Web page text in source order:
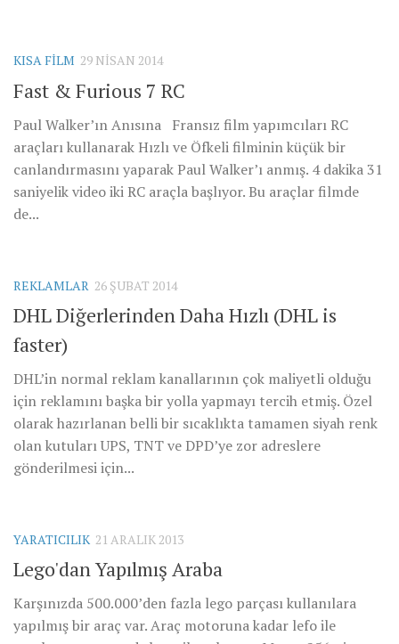
KISA FILM 29 NISAN 2014
Fast & Furious 7 RC
Paul Walker’ın Anısına Fransız film yapımcıları RC
araçları kullanarak Hızlı ve Öfkeli filminin küçük bir
canlandırmasını yaparak Paul Walker’ı anmış. 4 dakika 31
saniyelik video iki RC araçla başlıyor. Bu araçlar filmde
de...
REKLAMLAR 26 ŞUBAT 2014
DHL Diğerlerinden Daha Hızlı (DHL is
faster)
DHL’in normal reklam kanallarının çok maliyetli olduğu
için reklamını başka bir yolla yapmayı tercih etmiş. Özel
olarak hazırlanan belli bir sıcaklıkta tamamen siyah renk
olan kutuları UPS, TNT ve DPD’ye zor adreslere
gönderilmesi için...
YARATICILIK 21 ARALIK 2013
Lego'dan Yapılmış Araba
Karşınızda 500.000’den fazla lego parçası kullanılara
yapılmış bir araç var. Araç motoruna kadar lefo ile